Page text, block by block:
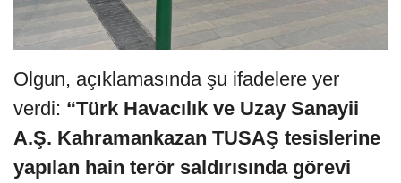
Olgun, açıklamasında şu ifadelere yer
verdi: “Türk Havacılık ve Uzay Sanayii
A.Ş. Kahramankazan TUSAŞ tesislerine
yapılan hain terör saldırısında görevi